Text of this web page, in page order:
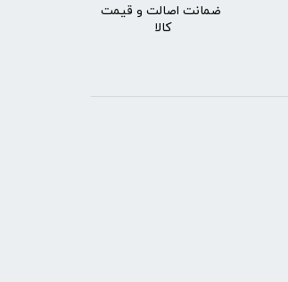
ضمانت اصالت و قیمت​​​​​​​
کالا ​​​​​​​